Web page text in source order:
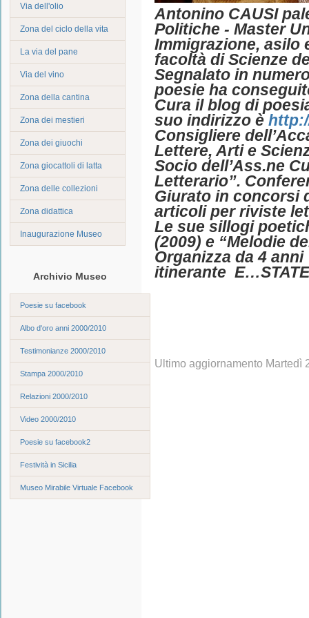
Via dell'olio
Zona del ciclo della vita
La via del pane
Via del vino
Zona della cantina
Zona dei mestieri
Zona dei giuochi
Zona giocattoli di latta
Zona delle collezioni
Zona didattica
Inaugurazione Museo
Archivio Museo
Poesie su facebook
Albo d'oro anni 2000/2010
Testimonianze 2000/2010
Stampa 2000/2010
Relazioni 2000/2010
Video 2000/2010
Poesie su facebook2
Festività in Sicilia
Museo Mirabile Virtuale Facebook
Antonino CAUSI
Politiche - Master
Immigrazione, asilo
facoltà di Scienze
Segnalato in
poesie ha
Cura il blog di
suo indirizzo è
Consigliere
Lettere, Arti e
Socio dell’Ass.ne
Letterario”.
Giurato in concorsi
articoli per riviste
Le sue sillogi
(2009) e “Melodie
Organizza da 4
itinerante E…STATE
Ultimo aggiornamento Martedì